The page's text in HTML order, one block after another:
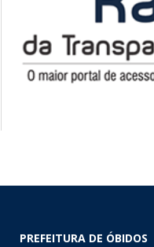
PREFEITURA DE ÓBIDOS